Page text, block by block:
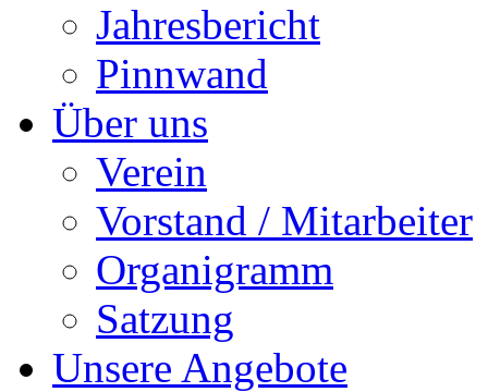
Jahresbericht
Pinnwand
Über uns
Verein
Vorstand / Mitarbeiter
Organigramm
Satzung
Unsere Angebote